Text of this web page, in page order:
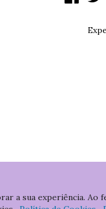
a sua experiência. Ao